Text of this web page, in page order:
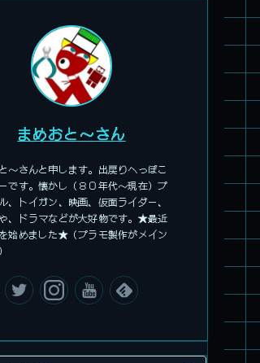
まめおと～さん
～さんと申します。出戻りへっぽこ
です。懐かし（８０年代～現在）プ
、トイガン、映画、仮面ライダー、
、ドラマなどが大好物です。★最近
始めました★（プラモ製作がメイン
★アオシマ ロボダッチ モビルZ